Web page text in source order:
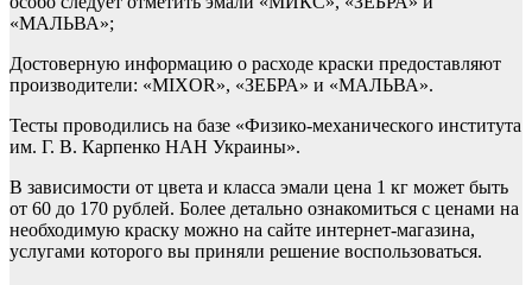
«МАЛЬВА»;
Достоверную информацию о расходе краски предоставляют
производители: «MIXOR», «ЗЕБРА» и «МАЛЬВА».
Тесты проводились на базе «Физико-механического института
им. Г. В. Карпенко НАН Украины».
В зависимости от цвета и класса эмали цена 1 кг может быть
от 60 до 170 рублей. Более детально ознакомиться с ценами на
необходимую краску можно на сайте интернет-магазина,
услугами которого вы приняли решение воспользоваться.